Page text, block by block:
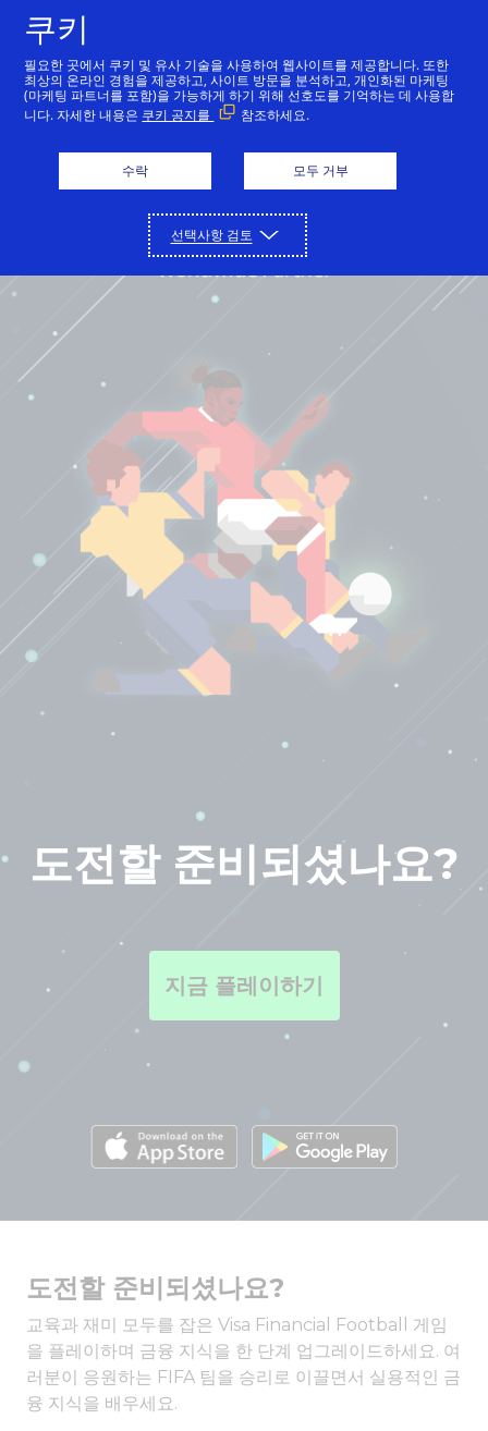
도전할 준비되셨나요?
지금 플레이하기
도전할 준비되셨나요?
교육과 재미 모두를 잡은 Visa Financial Football 게임
을 플레이하며 금융 지식을 한 단계 업그레이드하세요. 여
러분이 응원하는 FIFA 팀을 승리로 이끌면서 실용적인 금
융 지식을 배우세요.
쿠키
필요한 곳에서 쿠키 및 유사 기술을 사용하여 웹사이트를 제공합니다. 또한
최상의 온라인 경험을 제공하고, 사이트 방문을 분석하고, 개인화된 마케팅
(마케팅 파트너를 포함)을 가능하게 하기 위해 선호도를 기억하는 데 사용합
니다. 자세한 내용은 쿠키 공지를 참조하세요.
수락 모두 거부
선택사항 검토